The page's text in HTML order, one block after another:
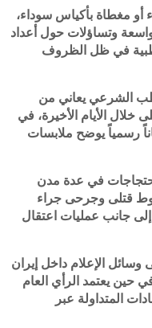
أو مغطاة بأكياس سوداء،
وتساؤلات حول أعداد
الطبية في ظل الظروف
الشرعي يعاني من
خلال الأيام الأخيرة، في
رسمياً يوضح ملابسات
في عدة مدن
قتلى وجرحى جراء
إلى جانب عمليات اعتقال
الإعلام داخل إيران
حين يعتمد الرأي العام
المتداولة عبر